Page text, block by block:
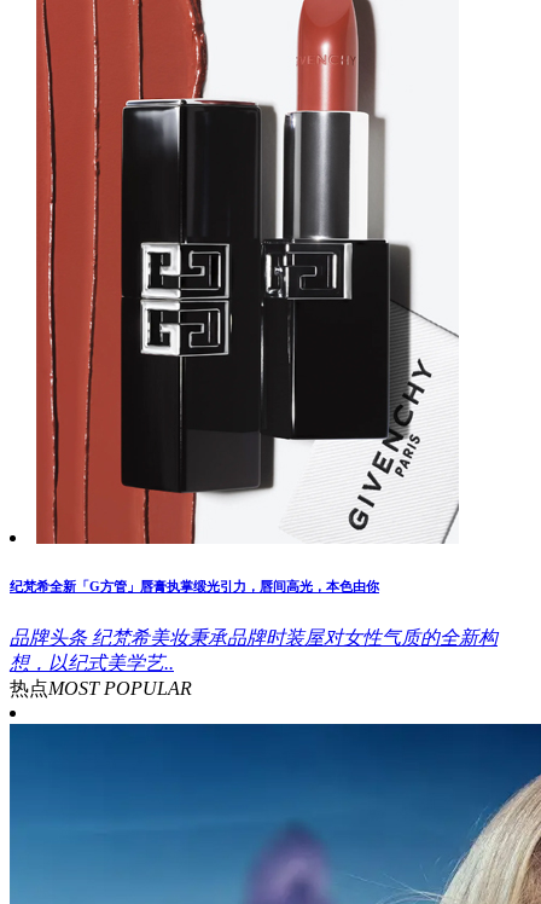
纪梵希全新「G方管」唇膏执掌缎光引力，唇间高光，本色由你
品牌头条 纪梵希美妆秉承品牌时装屋对女性气质的全新构
想，以纪式美学艺..
热点MOST POPULAR